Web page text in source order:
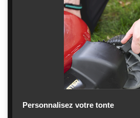
Personnalisez votre tonte